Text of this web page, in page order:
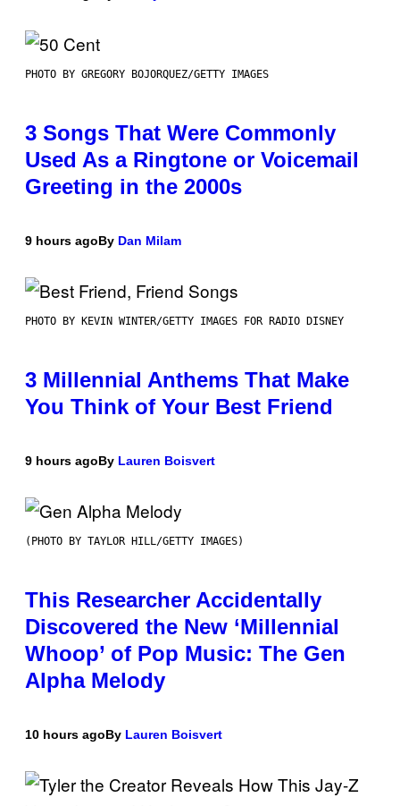
PHOTO BY GREGORY BOJORQUEZ/GETTY IMAGES
3 Songs That Were Commonly
Used As a Ringtone or Voicemail
Greeting in the 2000s
9 hours agoBy Dan Milam
PHOTO BY KEVIN WINTER/GETTY IMAGES FOR RADIO DISNEY
3 Millennial Anthems That Make
You Think of Your Best Friend
9 hours agoBy Lauren Boisvert
(PHOTO BY TAYLOR HILL/GETTY IMAGES)
This Researcher Accidentally
Discovered the New ‘Millennial
Whoop’ of Pop Music: The Gen
Alpha Melody
10 hours agoBy Lauren Boisvert